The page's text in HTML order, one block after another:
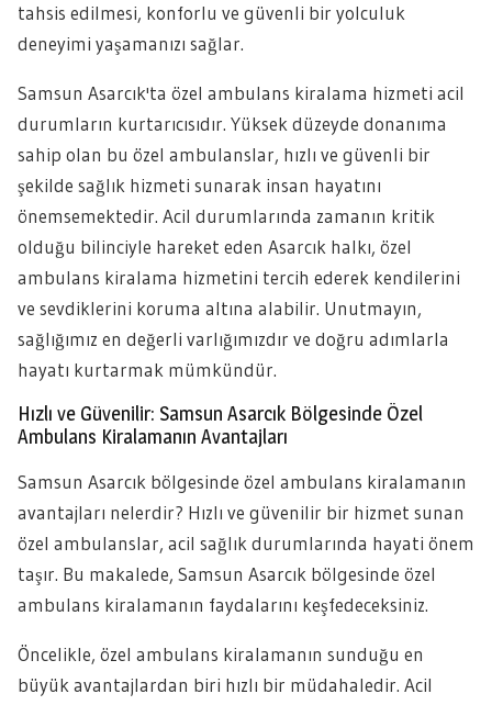
tahsis edilmesi, konforlu ve güvenli bir yolculuk
deneyimi yaşamanızı sağlar.
Samsun Asarcık'ta özel ambulans kiralama hizmeti acil
durumların kurtarıcısıdır. Yüksek düzeyde donanıma
sahip olan bu özel ambulanslar, hızlı ve güvenli bir
şekilde sağlık hizmeti sunarak insan hayatını
önemsemektedir. Acil durumlarında zamanın kritik
olduğu bilinciyle hareket eden Asarcık halkı, özel
ambulans kiralama hizmetini tercih ederek kendilerini
ve sevdiklerini koruma altına alabilir. Unutmayın,
sağlığımız en değerli varlığımızdır ve doğru adımlarla
hayatı kurtarmak mümkündür.
Hızlı ve Güvenilir: Samsun Asarcık Bölgesinde Özel
Ambulans Kiralamanın Avantajları
Samsun Asarcık bölgesinde özel ambulans kiralamanın
avantajları nelerdir? Hızlı ve güvenilir bir hizmet sunan
özel ambulanslar, acil sağlık durumlarında hayati önem
taşır. Bu makalede, Samsun Asarcık bölgesinde özel
ambulans kiralamanın faydalarını keşfedeceksiniz.
Öncelikle, özel ambulans kiralamanın sunduğu en
büyük avantajlardan biri hızlı bir müdahaledir. Acil